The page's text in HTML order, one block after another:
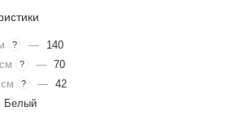
? —
140
? — 70
? — 42
Белый